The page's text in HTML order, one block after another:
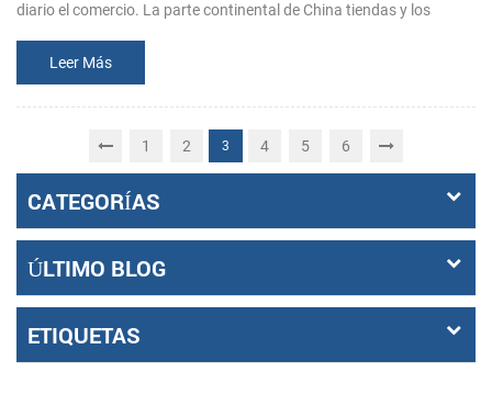
diario el comercio. La parte continental de China tiendas y los
apps como A...
Leer Más
1 2 3 4 5 6
CATEGORÍAS
ÚLTIMO BLOG
ETIQUETAS